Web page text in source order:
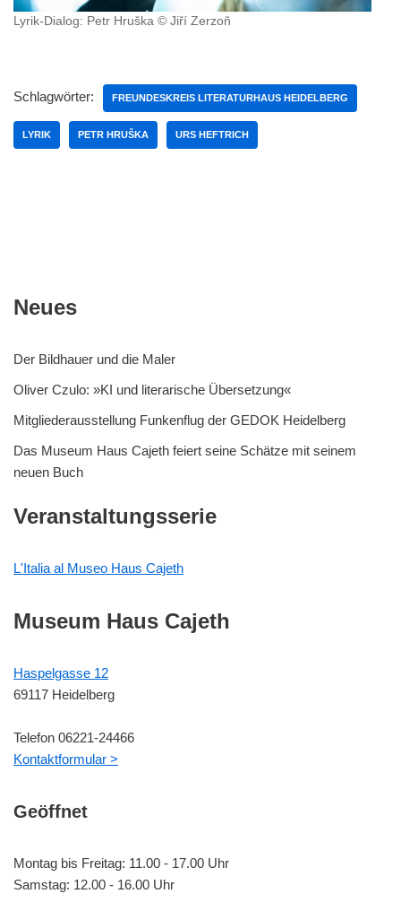
Lyrik-Dialog: Petr Hruška © Jiří Zerzoň
Schlagwörter: FREUNDESKREIS LITERATURHAUS HEIDELBERG
LYRIK PETR HRUŠKA URS HEFTRICH
Neues
Der Bildhauer und die Maler
Oliver Czulo: »KI und literarische Übersetzung«
Mitgliederausstellung Funkenflug der GEDOK Heidelberg
Das Museum Haus Cajeth feiert seine Schätze mit seinem
neuen Buch
Veranstaltungsserie
L'Italia al Museo Haus Cajeth
Museum Haus Cajeth
Haspelgasse 12
69117 Heidelberg
Telefon 06221-24466
Kontaktformular >
Geöffnet
Montag bis Freitag: 11.00 - 17.00 Uhr
Samstag: 12.00 - 16.00 Uhr